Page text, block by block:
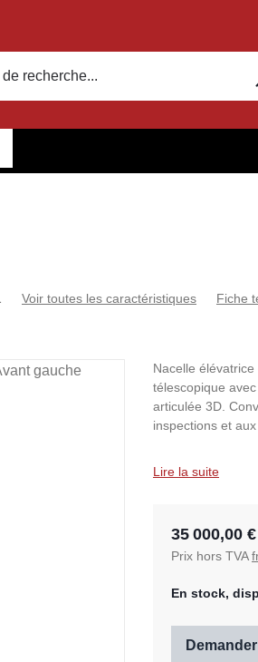
Voir toutes les caractéristiques Fiche
Nacelle
télescopique
articulée 3D.
inspections et
Lire la suite
35 000,00 €
Prix hors TVA
En stock,